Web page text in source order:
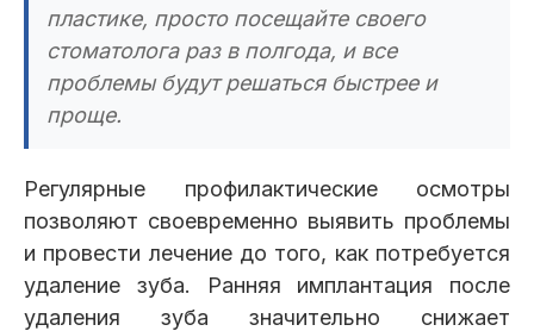
пластике, просто посещайте своего
стоматолога раз в полгода, и все
проблемы будут решаться быстрее и
проще.
Регулярные профилактические осмотры
позволяют своевременно выявить проблемы
и провести лечение до того, как потребуется
удаление зуба. Ранняя имплантация после
удаления зуба значительно снижает